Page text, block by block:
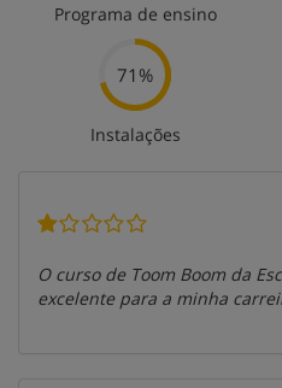
Programa de ensino
71%
Instalações
O curso de Toom Boom da
excelente para a minha